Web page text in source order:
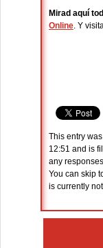
Mirad aquí
Online. Y
This entry
12:51 and is
any
You can skip
is currently